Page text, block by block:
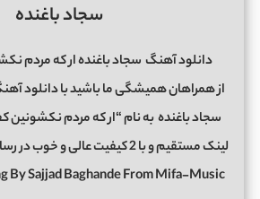
سجاد باغنده
دانلود آهنگ سجاد باغنده ار که مردم
از همراهان همیشگی ما باشید با دانلود
سجاد باغندهبه نام “ار که مردم نکشونین
لینک مستقیم و با 2 کیفیت عالی و خوب در رسانه معتبر
By Sajjad Baghande From Mifa-Music